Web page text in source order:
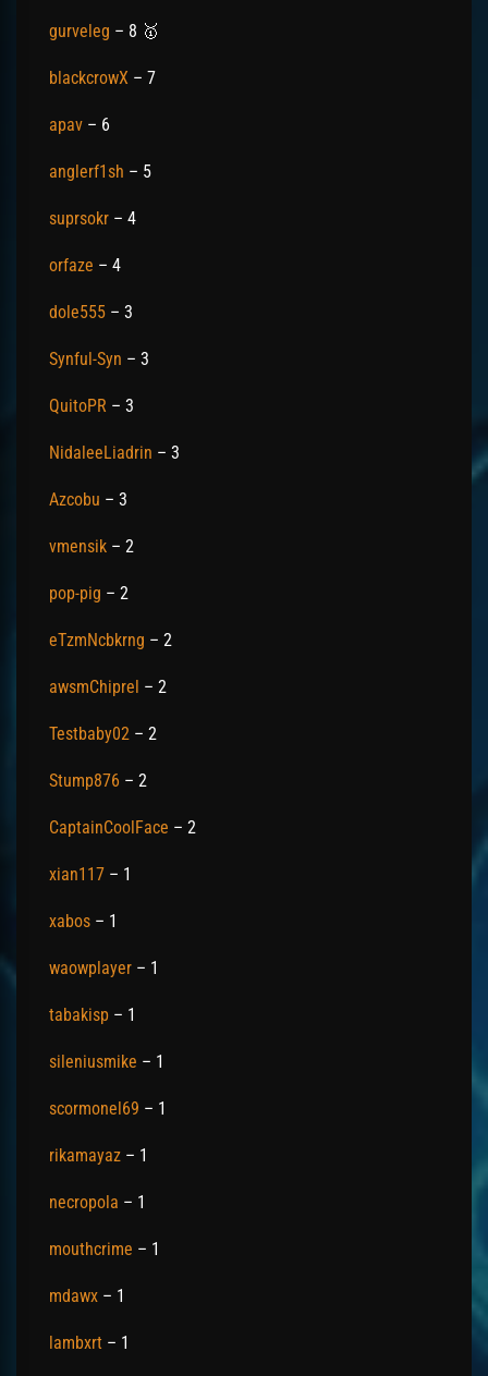
gurveleg – 8 🥇
blackcrowX – 7
apav – 6
anglerf1sh – 5
suprsokr – 4
orfaze – 4
dole555 – 3
Synful-Syn – 3
QuitoPR – 3
NidaleeLiadrin – 3
Azcobu – 3
vmensik – 2
pop-pig – 2
eTzmNcbkrng – 2
awsmChiprel – 2
Testbaby02 – 2
Stump876 – 2
CaptainCoolFace – 2
xian117 – 1
xabos – 1
waowplayer – 1
tabakisp – 1
sileniusmike – 1
scormonel69 – 1
rikamayaz – 1
necropola – 1
mouthcrime – 1
mdawx – 1
lambxrt – 1